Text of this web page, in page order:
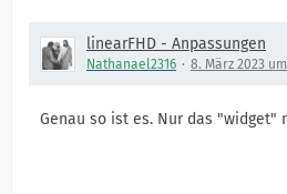
linearFHD - Anpassungen
Nathanael2316 8. März 2023 um
Genau so ist es. Nur das "widget"